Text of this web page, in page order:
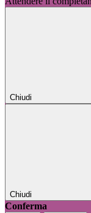
Chiudi
Chiudi
Conferma